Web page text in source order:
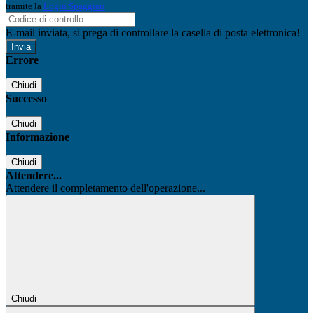
tramite la Login Spaggiari
E-mail inviata, si prega di controllare la casella di posta elettronica!
Errore
Chiudi
Successo
Chiudi
Informazione
Chiudi
Attendere...
Attendere il completamento dell'operazione...
Chiudi